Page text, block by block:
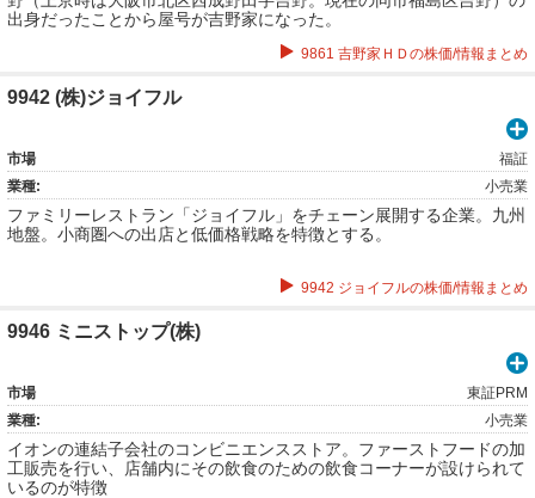
出身だったことから屋号が吉野家になった。
9861 吉野家ＨＤの株価/情報まとめ
9942 (株)ジョイフル
市場
福証
業種:
小売業
ファミリーレストラン「ジョイフル」をチェーン展開する企業。九州
地盤。小商圏への出店と低価格戦略を特徴とする。
9942 ジョイフルの株価/情報まとめ
9946 ミニストップ(株)
市場
東証PRM
業種:
小売業
イオンの連結子会社のコンビニエンスストア。ファーストフードの加
工販売を行い、店舗内にその飲食のための飲食コーナーが設けられて
いるのが特徴